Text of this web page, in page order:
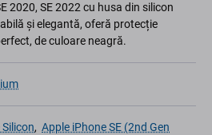
2020, SE 2022 cu husa din silicon
și elegantă, oferă protecție
de culoare neagră.
, Apple iPhone SE (2nd Gen